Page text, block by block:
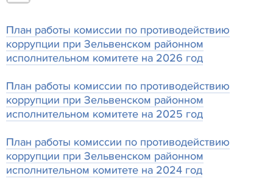
План работы комиссии по противодействию
коррупции при Зельвенском районном
исполнительном комитете на 2026 год
План работы комиссии по противодействию
коррупции при Зельвенском районном
исполнительном комитете на 2025 год
План работы комиссии по противодействию
коррупции при Зельвенском районном
исполнительном комитете на 2024 год